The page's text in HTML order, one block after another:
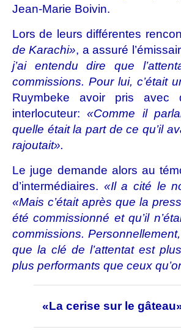
Jean-Marie Boivin.
Lors de leurs différentes
de Karachi», a assuré
j’ai entendu dire que
commissions. Pour lui, c’était
Ruymbeke avoir pris avec
interlocuteur:«Comme il
quelle était la part de ce qu’il
rajoutait».
Le juge demande alors au
d’intermédiaires. «Il a cité le
«Mais c’était après que la
été commissionné et qu’il
commissions.
que la clé de l’attentat est
plus performants que ceux
«La cerise sur le